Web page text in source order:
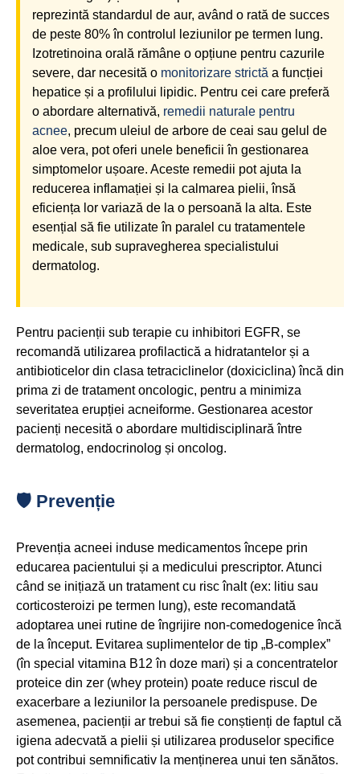
reprezintă standardul de aur, având o rată de succes
de peste 80% în controlul leziunilor pe termen lung.
Izotretinoina orală rămâne o opțiune pentru cazurile
severe, dar necesită o monitorizare strictă a funcției
hepatice și a profilului lipidic. Pentru cei care preferă
o abordare alternativă, remedii naturale pentru
acnee, precum uleiul de arbore de ceai sau gelul de
aloe vera, pot oferi unele beneficii în gestionarea
simptomelor ușoare. Aceste remedii pot ajuta la
reducerea inflamației și la calmarea pielii, însă
eficiența lor variază de la o persoană la alta. Este
esențial să fie utilizate în paralel cu tratamentele
medicale, sub supravegherea specialistului
dermatolog.
Pentru pacienții sub terapie cu inhibitori EGFR, se
recomandă utilizarea profilactică a hidratantelor și a
antibioticelor din clasa tetraciclinelor (doxiciclina) încă din
prima zi de tratament oncologic, pentru a minimiza
severitatea erupției acneiforme. Gestionarea acestor
pacienți necesită o abordare multidisciplinară între
dermatolog, endocrinolog și oncolog.
🛡️ Prevenție
Prevenția acneei induse medicamentos începe prin
educarea pacientului și a medicului prescriptor. Atunci
când se inițiază un tratament cu risc înalt (ex: litiu sau
corticosteroizi pe termen lung), este recomandată
adoptarea unei rutine de îngrijire non-comedogenice încă
de la început. Evitarea suplimentelor de tip „B-complex”
(în special vitamina B12 în doze mari) și a concentratelor
proteice din zer (whey protein) poate reduce riscul de
exacerbare a leziunilor la persoanele predispuse. De
asemenea, pacienții ar trebui să fie conștienți de faptul că
igiena adecvată a pielii și utilizarea produselor specifice
pot contribui semnificativ la menținerea unui ten sănătos.